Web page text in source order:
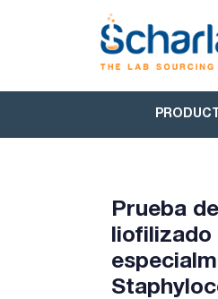
Prueba
liofilizado